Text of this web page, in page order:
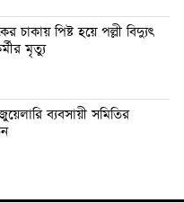
চাকায় পিষ্ট হয়ে পল্লী বিদ্যুৎ
মৃত্যু
ব্যবসায়ী সমিতির